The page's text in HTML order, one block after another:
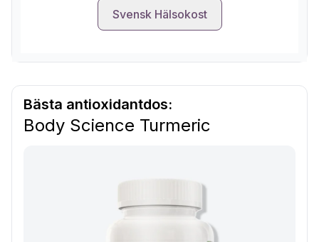
Svensk Hälsokost
Bästa antioxidantdos:
Body Science Turmeric